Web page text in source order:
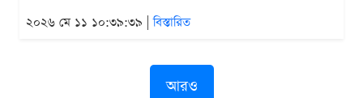
২০২৬ মে ১১ ১০:৩৯:৩৯ |বিস্তারিত
আরও